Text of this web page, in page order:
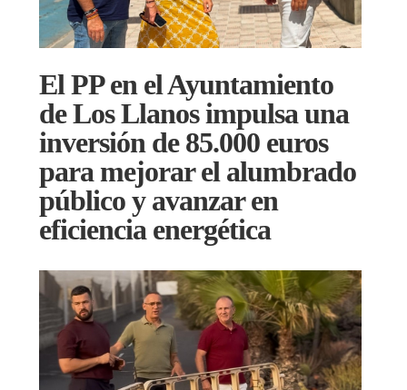
El PP en el Ayuntamiento
de Los Llanos impulsa una
inversión de 85.000 euros
para mejorar el alumbrado
público y avanzar en
eficiencia energética